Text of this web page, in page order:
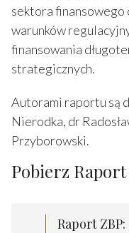
sektora
warunków
finansowania
strategicznych.
Autorami raportu są
Nierodka, dr
Przyborowski.
Pobierz Raport
Raport